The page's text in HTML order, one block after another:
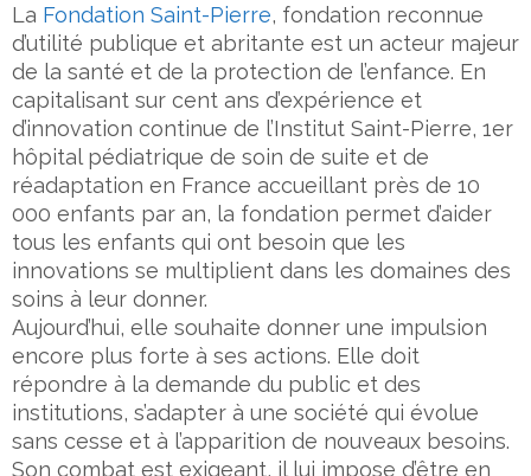
La Fondation Saint-Pierre, fondation reconnue
d’utilité publique et abritante est un acteur majeur
de la santé et de la protection de l’enfance. En
capitalisant sur cent ans d’expérience et
d’innovation continue de l’Institut Saint-Pierre, 1er
hôpital pédiatrique de soin de suite et de
réadaptation en France accueillant près de 10
000 enfants par an, la fondation permet d’aider
tous les enfants qui ont besoin que les
innovations se multiplient dans les domaines des
soins à leur donner.
Aujourd’hui, elle souhaite donner une impulsion
encore plus forte à ses actions. Elle doit
répondre à la demande du public et des
institutions, s’adapter à une société qui évolue
sans cesse et à l’apparition de nouveaux besoins.
Son combat est exigeant, il lui impose d’être en